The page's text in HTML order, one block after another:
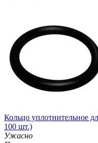
Кольцо уплотнительное
100 шт.)
Ужасно